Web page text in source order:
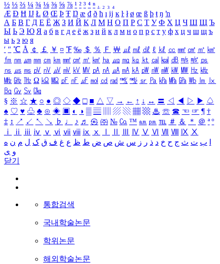
½ ⅓ ⅔ ¼ ¾ ⅛ ⅜ ⅝ ⅞ ¹ ² ³ ⁴ ⁿ ₁ ₂ ₃ ₄
Æ Ð Ħ Ĳ Ł Ø Œ Þ Ŧ Ŋ æ đ ð ħ ı ĳ ĸ ŀ ł ø œ ß þ ŧ ŋ ŉ
А Б В Г Д Е Ё Ж З И Й К Л М Н О П Р С Т У Ф Х Ц Ч Ш Щ Ъ
Ы Ь Э Ю Я а б в г д е ё ж з и й к л м н о п р с т у ф х ц ч ш щ ъ
ы ь э ю я
′ ″ ℃ Å ￠ ￡ ￥ ¤ ℉ ‰ ＄ ％ Ｆ ￦ ㎕ ㎖ ㎗ ℓ ㎘ ㏄ ㎣ ㎤ ㎥ ㎦
㎙ ㎚ ㎛ ㎜ ㎝ ㎞ ㎟ ㎠ ㎡ ㎢ ㏊ ㎍ ㎎ ㎏ ㏏ ㎈ ㎉ ㏈ ㎧ ㎨ ㎰
㎱ ㎲ ㎳ ㎴ ㎵ ㎶ ㎷ ㎸ ㎹ ㎀ ㎁ ㎂ ㎃ ㎄ ㎺ ㎻ ㎽ ㎾ ㎿ ㎐ ㎑
㎒ ㎓ ㎔ Ω ㏀ ㏁ ㎊ ㎋ ㎌ ㏖ ㏅ ㎭ ㎮ ㎯ ㏛ ㎩ ㎪ ㎫ ㎬ ㏝ ㏐
㏓
㏃ ㏉ ㏜ ㏆
§ ※ ☆ ★ ○ ● ◎ ◇ ◆ □ ■ △ ▽ → ← ↑ ↓ ↔ 〓 ◁ ◀ ▷ ▶ ♤
♠ ♡ ♥ ♧ ♣ ⊙ ◈ ▣ ◐ ◑ ▒ ▤ ▨ ▧ ▦ ▩ ♨ ☏ ☎ ☜ ☞ ¶ †
‡ ↕ ↗ ↙ ↖ ↘ ♭ ♩ ♪ ♬ ㉿ ㈜ № ㏇ ™ ㏂ ㏘ ℡ ＃ ＆ ＊ ＠ ª º
ⅰ
ⅱ ⅲ ⅳ ⅴ ⅵ ⅶ ⅷ ⅸ ⅹ Ⅳ Ⅴ Ⅵ Ⅶ Ⅷ Ⅸ Ⅹ
ب ت ث ج ح خ د ذ ر ز س ش ص ض ط ظ ع غ ف ق ک ل م ن ه
و ی
닫기
통합검색
국내학술논문
학위논문
해외학술논문